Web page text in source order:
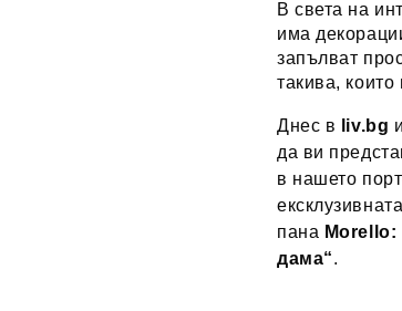
В света на
има
запълват
такива,
Днес в liv.bg
да ви
в нашето
пана Morello:
дама“.